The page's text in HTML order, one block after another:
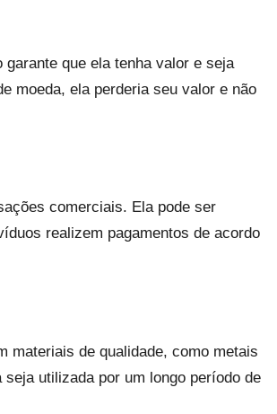
que ela tenha valor e seja
moeda, ela perderia seu valor e não
comerciais. Ela pode ser
realizem pagamentos de acordo
materiais de qualidade, como metais
utilizada por um longo período de